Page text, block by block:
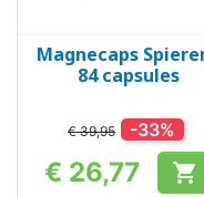
Magnecaps
84 capsules
€ 39,95 -33%
Prijs
€ 26,77 